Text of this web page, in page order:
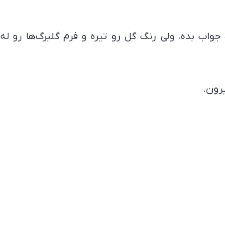
بده، ولی رنگ گل رو تیره و فرم گلبرگ‌ها رو له